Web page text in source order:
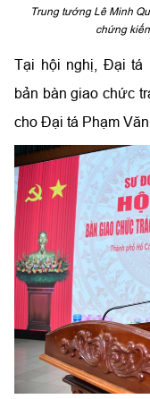
Trung tướng Lê Minh
chứng
Tại hội nghị, Đại tá
bản bàn giao chức
cho Đại tá Phạm Văn